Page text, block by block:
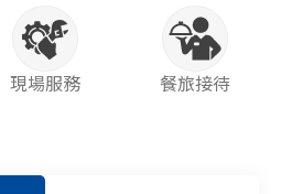
現場服務 餐旅接待